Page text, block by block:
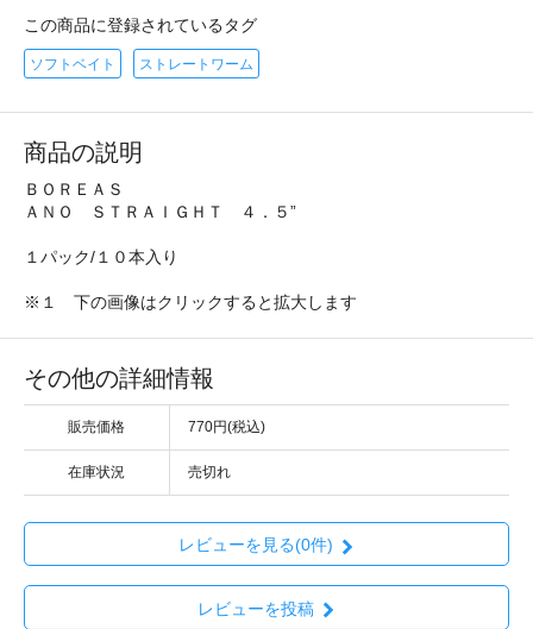
この商品に登録されているタグ
ソフトベイト ストレートワーム
商品の説明
ＢＯＲＥＡＳ
ＡＮＯ ＳＴＲＡＩＧＨＴ ４．５”
１パック/１０本入り
※１ 下の画像はクリックすると拡大します
その他の詳細情報
販売価格 770円(税込)
在庫状況 売切れ
レビューを見る(0件)
レビューを投稿